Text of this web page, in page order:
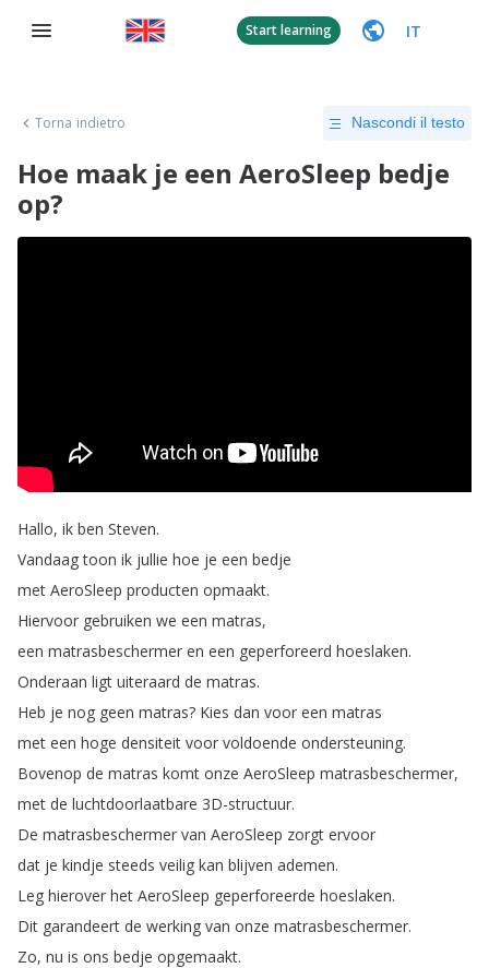
Start learning IT
Torna indietro Nascondi il testo
Hoe maak je een AeroSleep bedje
op?
Hallo, ik ben Steven.
Vandaag toon ik jullie hoe je een bedje
met AeroSleep producten opmaakt.
Hiervoor gebruiken we een matras,
een matrasbeschermer en een geperforeerd hoeslaken.
Onderaan ligt uiteraard de matras.
Heb je nog geen matras? Kies dan voor een matras
met een hoge densiteit voor voldoende ondersteuning.
Bovenop de matras komt onze AeroSleep matrasbeschermer,
met de luchtdoorlaatbare 3D-structuur.
De matrasbeschermer van AeroSleep zorgt ervoor
dat je kindje steeds veilig kan blijven ademen.
Leg hierover het AeroSleep geperforeerde hoeslaken.
Dit garandeert de werking van onze matrasbeschermer.
Zo, nu is ons bedje opgemaakt.